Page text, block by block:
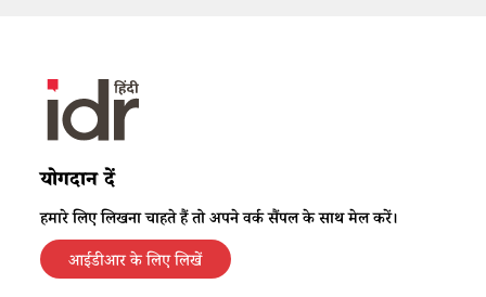
योगदान दें
हमारे लिए लिखना चाहते हैं तो अपने वर्क सैंपल के साथ मेल करें।
आईडीआर के लिए लिखें